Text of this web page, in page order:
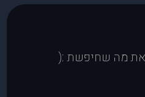
את מה שחיפשת :(